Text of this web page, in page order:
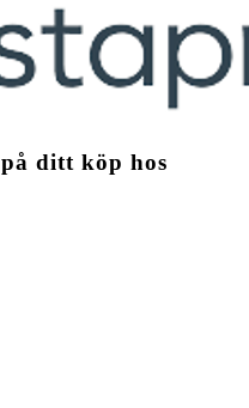
på ditt köp hos